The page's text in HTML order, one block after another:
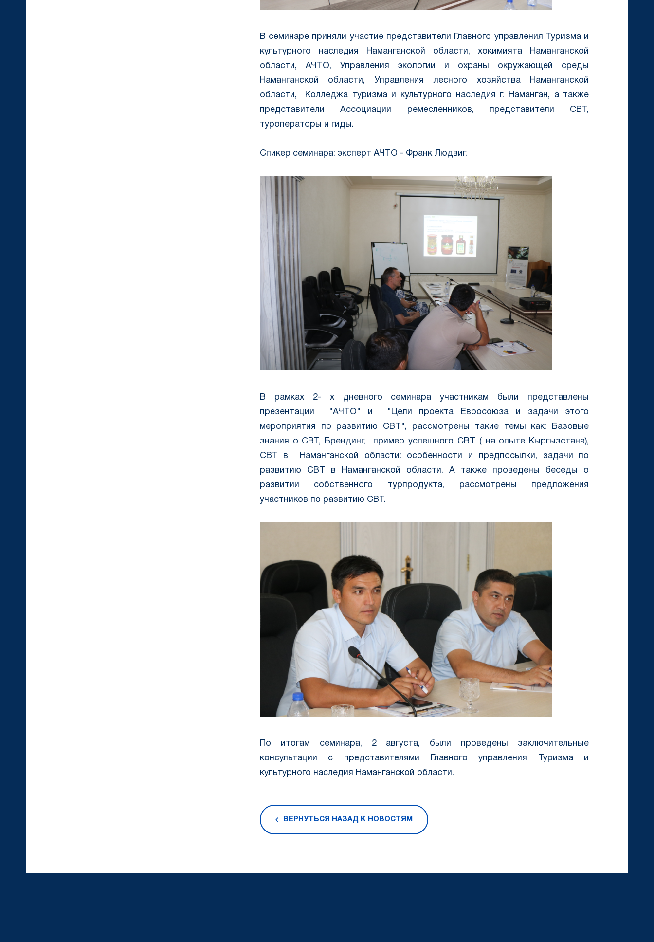
В семинаре приняли участие представители Главного управления Туризма и
культурного наследия Наманганской области, хокимията Наманганской
области, АЧТО, Управления экологии и охраны окружающей среды
Наманганской области, Управления лесного хозяйства Наманганской
области, Колледжа туризма и культурного наследия г. Наманган, а также
представители Ассоциации ремесленников, представители CBT,
туроператоры и гиды.
Спикер семинара: эксперт АЧТО - Франк Людвиг.
В рамках 2- х дневного семинара участникам были представлены
презентации "АЧТО" и "Цели проекта Евросоюза и задачи этого
мероприятия по развитию CBT", рассмотрены такие темы как: Базовые
знания о CBT, Брендинг, пример успешного CBT ( на опыте Кыргызстана),
CBT в Наманганской области: особенности и предпосылки, задачи по
развитию CBT в Наманганской области. А также проведены беседы о
развитии собственного турпродукта, рассмотрены предложения
участников по развитию CBT.
По итогам семинара, 2 августа, были проведены заключительные
консультации с представителями Главного управления Туризма и
культурного наследия Наманганской области.
ВЕРНУТЬСЯ НАЗАД К НОВОСТЯМ